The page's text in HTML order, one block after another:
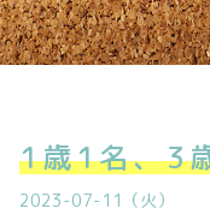
1歳1名、3
2023-07-11（火）